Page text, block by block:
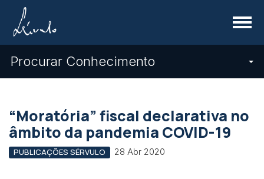
Menu
Procurar Conhecimento
“Moratória” fiscal declarativa no
âmbito da pandemia COVID-19
PUBLICAÇÕES SÉRVULO 28 Abr 2020